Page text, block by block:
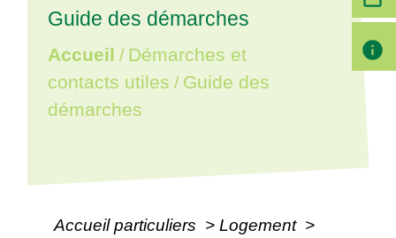
Guide des démarches
Accueil / Démarches et
contacts utiles / Guide des
démarches
Accueil particuliers > Logement >
info